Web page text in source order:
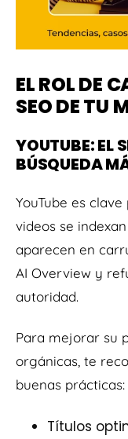
EL ROL DE
SEO DE TU
YOUTUBE: EL
BÚSQUEDA
YouTube es clave
videos se
aparecen en
AI Overview y
autoridad.
Para mejorar su
orgánicas, te
buenas prácticas:
Títulos